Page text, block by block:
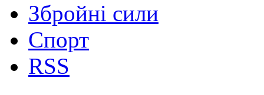
Збройні сили
Спорт
RSS